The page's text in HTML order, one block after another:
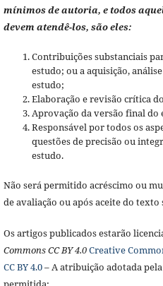
mínimos de autoria, e todos
devem atendê-los, são eles:
Contribuições substanciais
estudo; ou a aquisição,
estudo;
Elaboração e revisão crítica
Aprovação da versão final do
Responsável por todos os
questões de precisão ou
estudo.
Não será permitido acréscimo ou
de avaliação ou após aceite do
Os artigos publicados estarão
Commons CC BY 4.0Creative
CC BY 4.0– A atribuição adotada